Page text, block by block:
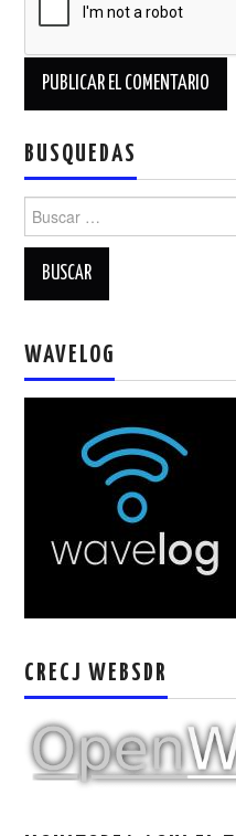
BUSQUEDAS
WAVELOG
CRECJ WEBSDR